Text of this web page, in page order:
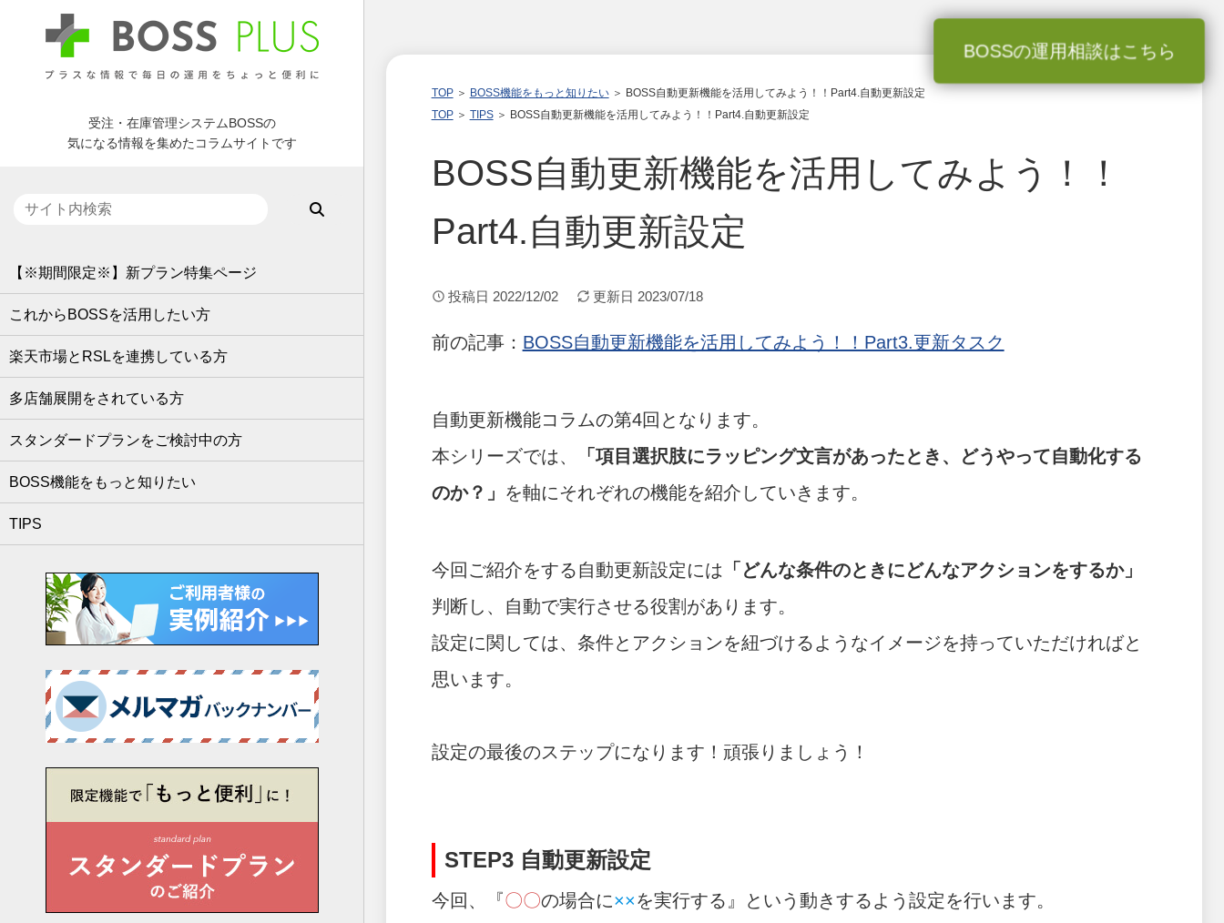
BOSSの運用相談はこちら
受注・在庫管理システムBOSSの
気になる情報を集めたコラムサイトです
【※期間限定※】新プラン特集ページ
これからBOSSを活用したい方
楽天市場とRSLを連携している方
多店舗展開をされている方
スタンダードプランをご検討中の方
BOSS機能をもっと知りたい
TIPS
TOP＞ BOSS機能をもっと知りたい＞ BOSS自動更新機能を活用してみよう！！Part4.自動更新設定
TOP＞ TIPS＞ BOSS自動更新機能を活用してみよう！！Part4.自動更新設定
BOSS自動更新機能を活用してみよう！！
Part4.自動更新設定
投稿日 2022/12/02 更新日 2023/07/18
前の記事： BOSS自動更新機能を活用してみよう！！Part3.更新タスク
自動更新機能コラムの第4回となります。
本シリーズでは、
「項目選択肢にラッピング文言があったとき、どうやって自動化する
のか？」 を軸にそれぞれの機能を紹介していきます。
今回ご紹介をする自動更新設定には 「どんな条件のときにどんなアクションをするか」
判断し、自動で実行させる役割があります。
設定に関しては、条件とアクションを紐づけるようなイメージを持っていただければと
思います。
設定の最後のステップになります！頑張りましょう！
STEP3 自動更新設定
今回、『〇〇の場合に××を実行する』という動きするよう設定を行います。